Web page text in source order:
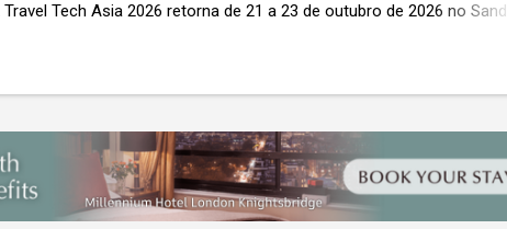
Tech Asia 2026 retorna de 21 a 23 de outubro de 2026 no Sands
principais tendências que impulsionam a próxima geração da